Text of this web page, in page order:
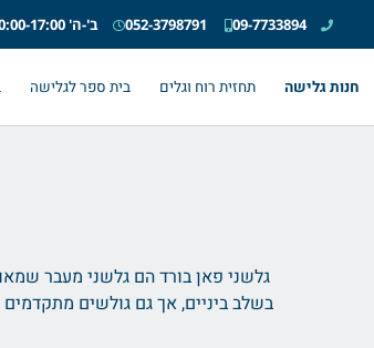
09-7733894
052-3798791 ב'-ה' 10:00-17:00 ו'- 09:00-14:00
חנות גלישה תחזית רוח וגלים בית ספר לגלישה
גלשני פאן בורד הם גלשני מעבר
בשלב ביניים, אך גם גולשים